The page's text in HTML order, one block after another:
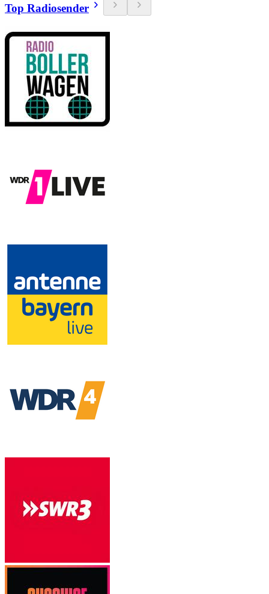
Top Radiosender